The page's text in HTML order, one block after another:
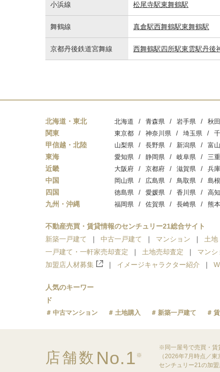
小浜線 松尾寺駅東舞鶴駅
舞鶴線 真倉駅西舞鶴駅東舞鶴駅
京都丹後鉄道宮舞線 西舞鶴駅四所駅東雲駅丹後
北海道・東北 北海道 青森県 岩手県 秋
関東 東京都 神奈川県 埼玉県
甲信越・北陸 山梨県 長野県 新潟県 富
東海 愛知県 静岡県 岐阜県 三
近畿 大阪府 京都府 滋賀県 兵
中国 岡山県 広島県 鳥取県 島
四国 徳島県 愛媛県 香川県 高
九州・沖縄 福岡県 佐賀県 長崎県 熊
不動産売買・賃貸情報のセンチュリー21総合サイト
新築一戸建て
中古一戸建て マンション 土地
一戸建て・一軒家売却査定
土地売却査定 マンシ
加盟店人材募集
イメージキャラクター紹介
人気のキーワー
ド
中古マンション 土地購入 新築一戸建て
店舗数 No.1 ※
※同一屋号で売買・賃
（2026年7月時点／東
センチュリー21の加